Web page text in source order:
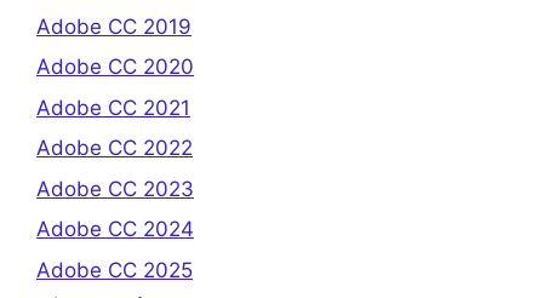
Adobe CC 2019
Adobe CC 2020
Adobe CC 2021
Adobe CC 2022
Adobe CC 2023
Adobe CC 2024
Adobe CC 2025